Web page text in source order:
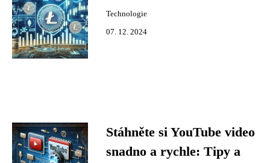
Technologie
07. 12. 2024
Stáhněte si YouTube video
snadno a rychle: Tipy a